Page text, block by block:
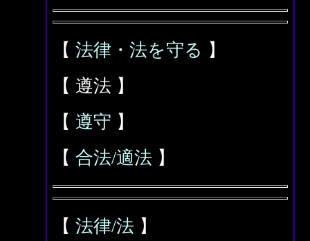
【 法律・法を守る 】
【 遵法 】
【 遵守 】
【 合法/適法 】
【 法律/法 】